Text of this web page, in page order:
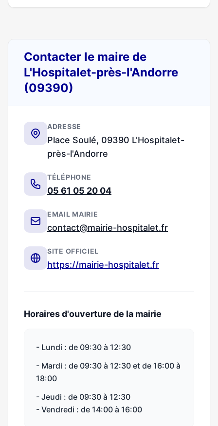
Contacter le maire de
L'Hospitalet-près-l'Andorre
(09390)
ADRESSE
Place Soulé, 09390 L'Hospitalet-
près-l'Andorre
TÉLÉPHONE
05 61 05 20 04
EMAIL MAIRIE
contact@mairie-hospitalet.fr
SITE OFFICIEL
https://mairie-hospitalet.fr
Horaires d'ouverture de la mairie
- Lundi : de 09:30 à 12:30
- Mardi : de 09:30 à 12:30 et de 16:00 à
18:00
- Jeudi : de 09:30 à 12:30
- Vendredi : de 14:00 à 16:00